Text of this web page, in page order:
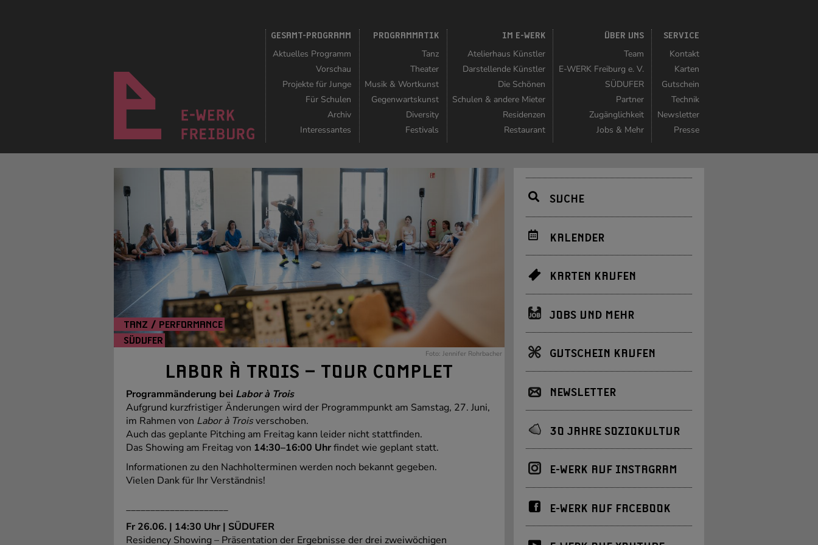
GESAMT-PROGRAMM
Aktuelles Programm
Vorschau
Projekte für Junge
Für Schulen
Archiv
Interessantes
PROGRAMMATIK
Tanz
Theater
Musik & Wortkunst
Gegenwartskunst
Diversity
Festivals
IM E-WERK
Atelierhaus Künstler
Darstellende Künstler
Die Schönen
Schulen & andere Mieter
Residenzen
Restaurant
ÜBER UNS
Team
E-WERK Freiburg e. V.
SÜDUFER
Partner
Zugänglichkeit
Jobs & Mehr
SERVICE
Kontakt
Karten
Gutschein
Technik
Newsletter
Presse
TANZ / PERFORMANCE
SÜDUFER
Foto: Jennifer Rohrbacher
LABOR À TROIS – TOUR COMPLET
Programmänderung bei Labor à Trois
Aufgrund kurzfristiger Änderungen wird der Programmpunkt am Samstag, 27. Juni,
im Rahmen von Labor à Troisverschoben.
Auch das geplante Pitching am Freitag kann leider nicht stattfinden.
Das Showing am Freitag von 14:30–16:00 Uhrfindet wie geplant statt.
Informationen zu den Nachholterminen werden noch bekannt gegeben.
Vielen Dank für Ihr Verständnis!
_____________________
Fr 26.06. | 14:30 Uhr | SÜDUFER
Residency Showing – Präsentation der Ergebnisse der drei zweiwöchigen
SUCHE
KALENDER
KARTEN KAUFEN
JOBS UND MEHR
GUTSCHEIN KAUFEN
NEWSLETTER
30 JAHRE SOZIOKULTUR
E-WERK AUF INSTAGRAM
E-WERK AUF FACEBOOK